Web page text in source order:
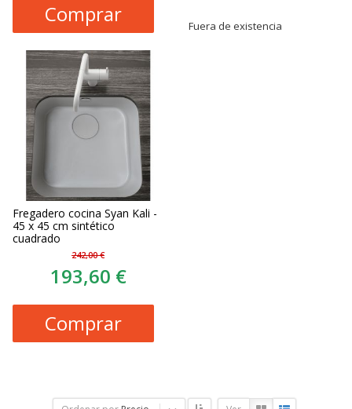
Comprar Fuera de existencia
Fregadero cocina Syan Kali -
45 x 45 cm sintético
cuadrado
242,00 €
193,60 €
Comprar